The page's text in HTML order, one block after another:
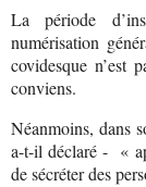
La période
numérisation
covidesque n’est
conviens.
Néanmoins, dans
a-t-il déclaré - «
de sécréter des